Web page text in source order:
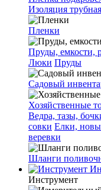
Изоляция трубная
Пленки
Пруды, емкости,
Люки Пруды
Садовый
Хозяйственные
Ведра, тазы,
совки Елки,
веревки
Шланги
Инструмент